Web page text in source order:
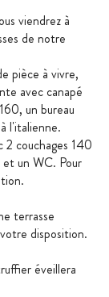
viendrez à
de notre
pièce à vivre,
avec canapé
un bureau
l'italienne.
2 couchages 140
et un WC. Pour
terrasse
disposition.
éveillera